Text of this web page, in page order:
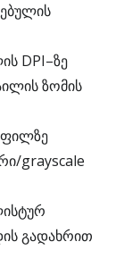
DPI–ზე
ზომის
grayscale
გადახრით